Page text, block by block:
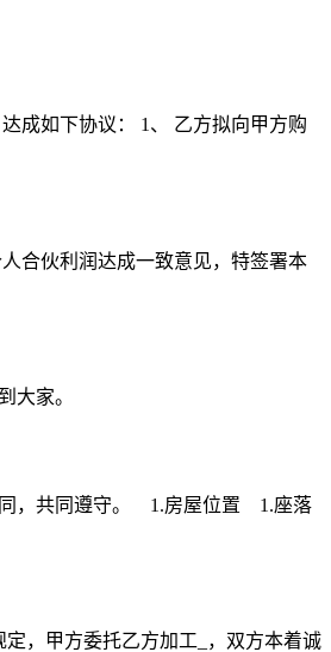
成如下协议： 1、 乙方拟向甲方购
伙利润达成一致意见，特签署本
大家。
，共同遵守。 1.房屋位置 1.座落
甲方委托乙方加工_，双方本着诚